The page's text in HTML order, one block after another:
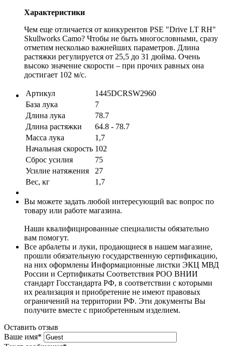
Характеристики
Чем еще отличается от конкурентов PSE "Drive LT RH"
Skullworks Camo? Чтобы не быть многословными, сразу
отметим несколько важнейших параметров. Длина
растяжки регулируется от 25,5 до 31 дюйма. Очень
высоко значение скорости – при прочих равных она
достигает 102 м/с.
Артикул
1445DCRSW2960
База лука
7
Длина лука
78.7
Длина растяжки
64.8 - 78.7
Масса лука
1,7
Начальная скорость 102
Сброс усилия
75
Усилие натяжения
27
Вес, кг
1,7
Вы можете задать любой интересующий вас вопрос по
товару или работе магазина.
Наши квалифицированные специалисты обязательно
вам помогут.
Все арбалеты и луки, продающиеся в нашем магазине,
прошли обязательную государственную сертификацию,
на них оформлены Информационные листки ЭКЦ МВД
России и Сертификаты Соответствия РОО ВНИИ
стандарт Госстандарта РФ, в соответствии с которыми
их реализация и приобретение не имеют правовых
ограничений на территории РФ. Эти документы Вы
получите вместе с приобретенным изделием.
Оставить отзыв
Ваше имя*